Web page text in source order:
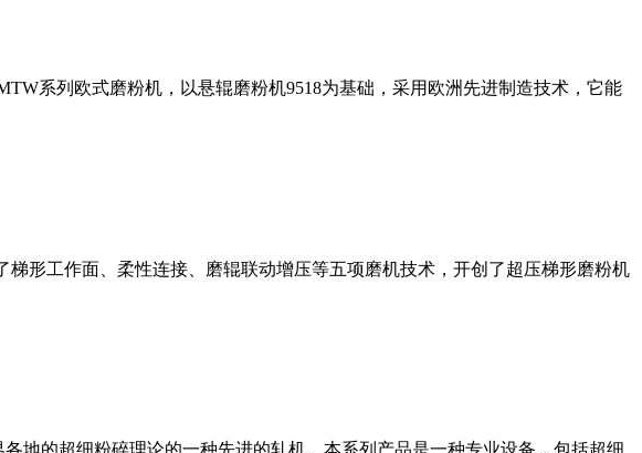
系列欧式磨粉机，以悬辊磨粉机9518为基础，采用欧洲先进制造技术，它能
形工作面、柔性连接、磨辊联动增压等五项磨机技术，开创了超压梯形磨粉机
地的超细粉碎理论的一种先进的轧机。本系列产品是一种专业设备，包括超细